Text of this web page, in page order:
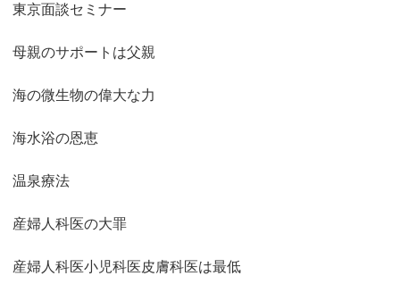
東京面談セミナー
母親のサポートは父親
海の微生物の偉大な力
海水浴の恩恵
温泉療法
産婦人科医の大罪
産婦人科医小児科医皮膚科医は最低